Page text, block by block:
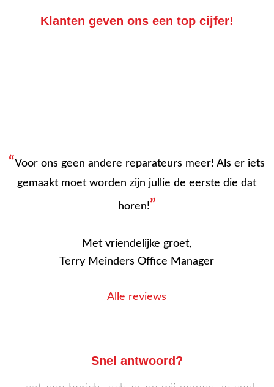
Klanten geven ons een top cijfer!
“Voor ons geen andere reparateurs meer! Als er iets
gemaakt moet worden zijn jullie de eerste die dat
horen!”
Met vriendelijke groet,
Terry Meinders Office Manager
Alle reviews
Snel antwoord?